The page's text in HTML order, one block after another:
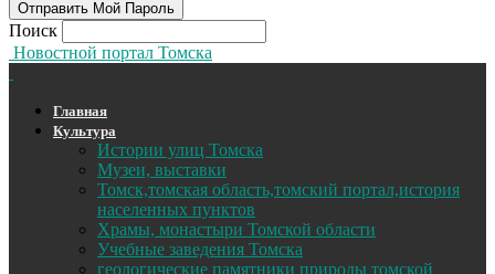
Поиск
Новостной портал Томска
Главная
Культура
Истории улиц Томска
Музеи, выставки
Томск,томская область,томский портал,история
населенных пунктов
Храмы, монастыри Томской области
Учебные заведения Томска
геологические памятники природы томской